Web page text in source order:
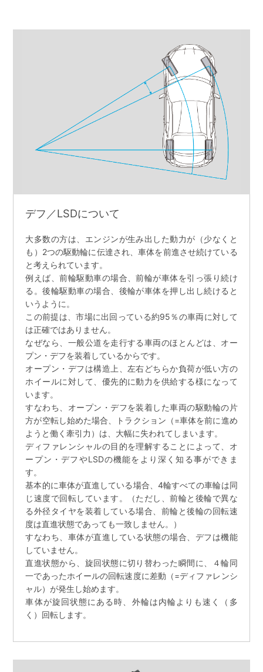
デフ／LSDについて
大多数の方は、エンジンが生み出した動力が（少なくと
も）2つの駆動輪に伝達され、車体を前進させ続けている
と考えられています。
例えば、前輪駆動車の場合、前輪が車体を引っ張り続け
る。後輪駆動車の場合、後輪が車体を押し出し続けると
いうように。
この前提は、市場に出回っている約95％の車両に対して
は正確ではありません。
なぜなら、一般公道を走行する車両のほとんどは、オー
プン・デフを装着しているからです。
オープン・デフは構造上、左右どちらか負荷が低い方の
ホイールに対して、優先的に動力を供給する様になって
います。
すなわち、オープン・デフを装着した車両の駆動輪の片
方が空転し始めた場合、トラクション（=車体を前に進め
ようと働く牽引力）は、大幅に失われてしまいます。
ディファレンシャルの目的を理解することによって、オ
ープン・デフやLSDの機能をより深く知る事ができま
す。
基本的に車体が直進している場合、4輪すべての車輪は同
じ速度で回転しています。（ただし、前輪と後輪で異な
る外径タイヤを装着している場合、前輪と後輪の回転速
度は直進状態であっても一致しません。）
すなわち、車体が直進している状態の場合、デフは機能
していません。
直進状態から、旋回状態に切り替わった瞬間に、４輪同
一であったホイールの回転速度に差動（=ディファレンシ
ャル）が発生し始めます。
車体が旋回状態にある時、外輪は内輪よりも速く（多
く）回転します。